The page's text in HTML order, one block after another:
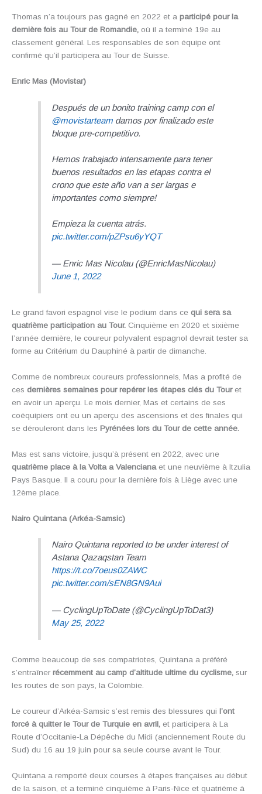
Thomas n’a toujours pas gagné en 2022 et a participé pour la
dernière fois au Tour de Romandie, où il a terminé 19e au
classement général. Les responsables de son équipe ont
confirmé qu’il participera au Tour de Suisse.
Enric Mas (Movistar)
Después de un bonito training camp con el
@movistarteam damos por finalizado este
bloque pre-competitivo.
Hemos trabajado intensamente para tener
buenos resultados en las etapas contra el
crono que este año van a ser largas e
importantes como siempre!
Empieza la cuenta atrás.
pic.twitter.com/pZPsu6yYQT
— Enric Mas Nicolau (@EnricMasNicolau)
June 1, 2022
Le grand favori espagnol vise le podium dans ce qui sera sa
quatrième participation au Tour. Cinquième en 2020 et sixième
l’année dernière, le coureur polyvalent espagnol devrait tester sa
forme au Critérium du Dauphiné à partir de dimanche.
Comme de nombreux coureurs professionnels, Mas a profité de
ces dernières semaines pour repérer les étapes clés du Tour et
en avoir un aperçu. Le mois dernier, Mas et certains de ses
coéquipiers ont eu un aperçu des ascensions et des finales qui
se dérouleront dans les Pyrénées lors du Tour de cette année.
Mas est sans victoire, jusqu’à présent en 2022, avec une
quatrième place à la Volta a Valencianaet une neuvième à Itzulia
Pays Basque. Il a couru pour la dernière fois à Liège avec une
12ème place.
Nairo Quintana (Arkéa-Samsic)
Nairo Quintana reported to be under interest of
Astana Qazaqstan Team
https://t.co/7oeus0ZAWC
pic.twitter.com/sEN8GN9Aui
— CyclingUpToDate (@CyclingUpToDat3)
May 25, 2022
Comme beaucoup de ses compatriotes, Quintana a préféré
s’entraîner récemment au camp d’altitude ultime du cyclisme, sur
les routes de son pays, la Colombie.
Le coureur d’Arkéa-Samsic s’est remis des blessures qui l’ont
forcé à quitter le Tour de Turquie en avril, et participera à La
Route d’Occitanie-La Dépêche du Midi (anciennement Route du
Sud) du 16 au 19 juin pour sa seule course avant le Tour.
Quintana a remporté deux courses à étapes françaises au début
de la saison, et a terminé cinquième à Paris-Nice et quatrième à